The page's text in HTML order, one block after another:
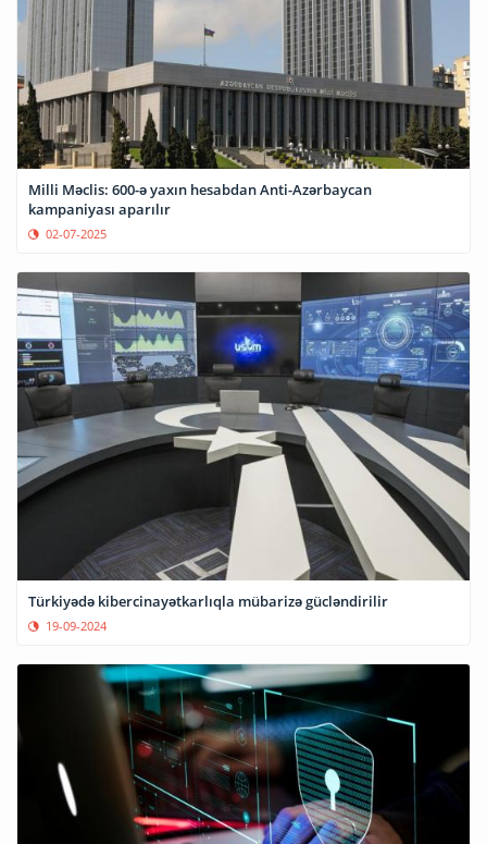
Milli Məclis: 600-ə yaxın hesabdan Anti-Azərbaycan
kampaniyası aparılır
02-07-2025
Türkiyədə kibercinayətkarlıqla mübarizə gücləndirilir
19-09-2024